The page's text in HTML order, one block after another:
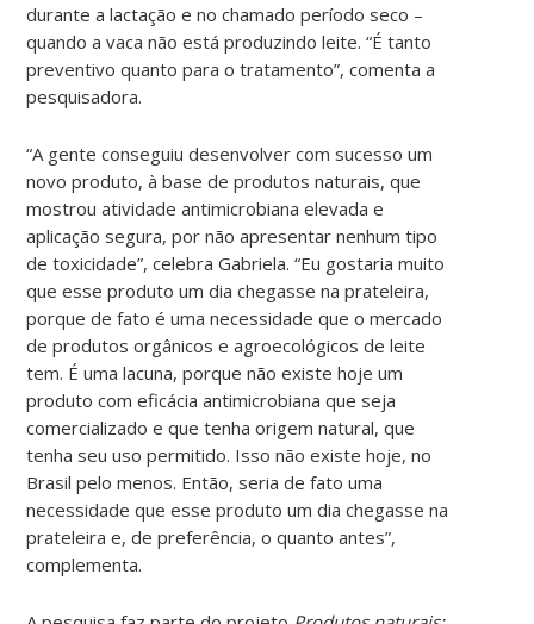
durante a lactação e no chamado período seco –
quando a vaca não está produzindo leite. “É tanto
preventivo quanto para o tratamento”, comenta a
pesquisadora.
“A gente conseguiu desenvolver com sucesso um
novo produto, à base de produtos naturais, que
mostrou atividade antimicrobiana elevada e
aplicação segura, por não apresentar nenhum tipo
de toxicidade”, celebra Gabriela. “Eu gostaria muito
que esse produto um dia chegasse na prateleira,
porque de fato é uma necessidade que o mercado
de produtos orgânicos e agroecológicos de leite
tem. É uma lacuna, porque não existe hoje um
produto com eficácia antimicrobiana que seja
comercializado e que tenha origem natural, que
tenha seu uso permitido. Isso não existe hoje, no
Brasil pelo menos. Então, seria de fato uma
necessidade que esse produto um dia chegasse na
prateleira e, de preferência, o quanto antes”,
complementa.